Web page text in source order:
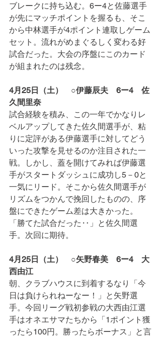
ブレークに持ち込む。6ー4と佐藤選手
が先にマッチポイントを握るも、そこ
から中林選手が4ポイント連取しゲーム
セット。流れがめまぐるしく変わる好
試合だった。大会の序盤にこのカード
が組まれたのは残念。
4月25日（土）　○伊藤辰夫　6ー4　佐
久間里奈
試合経験を積み、この一年でかなりレ
ベルアップしてきた佐久間選手が、粘
りに定評がある伊藤選手に対してどう
いった攻撃を見せるのか注目された一
戦。しかし、蓋を開けてみれば伊藤選
手がスタートダッシュに成功し5－0と
一気にリード。そこから佐久間選手が
リズムをつかんで挽回したものの、序
盤にできたゲーム差は大きかった。
「勝てた試合だった‥」と佐久間選
手。次回に期待。
4月25日（土）　○矢野春美　6ー4　大
西由江
朝、クラブハウスに到着するなり「今
日は負けられねーなー！」と矢野選
手。今回リーグ戦初参戦の大西由江選
手はオネエサマたちから「1ポイント獲
ったら100円。勝ったらボーナス」と言